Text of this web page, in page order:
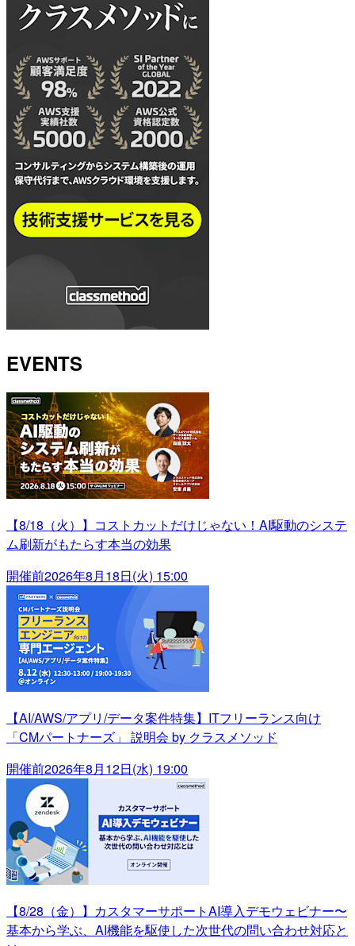
EVENTS
【8/18（火）】コストカットだけじゃない！AI駆動のシステ
ム刷新がもたらす本当の効果
開催前2026年8月18日(火) 15:00
【AI/AWS/アプリ/データ案件特集】ITフリーランス向け
「CMパートナーズ」 説明会 by クラスメソッド
開催前2026年8月12日(水) 19:00
【8/28（金）】カスタマーサポートAI導入デモウェビナー〜
基本から学ぶ、AI機能を駆使した次世代の問い合わせ対応と